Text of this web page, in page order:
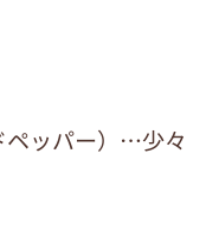
ペッパー）…少々